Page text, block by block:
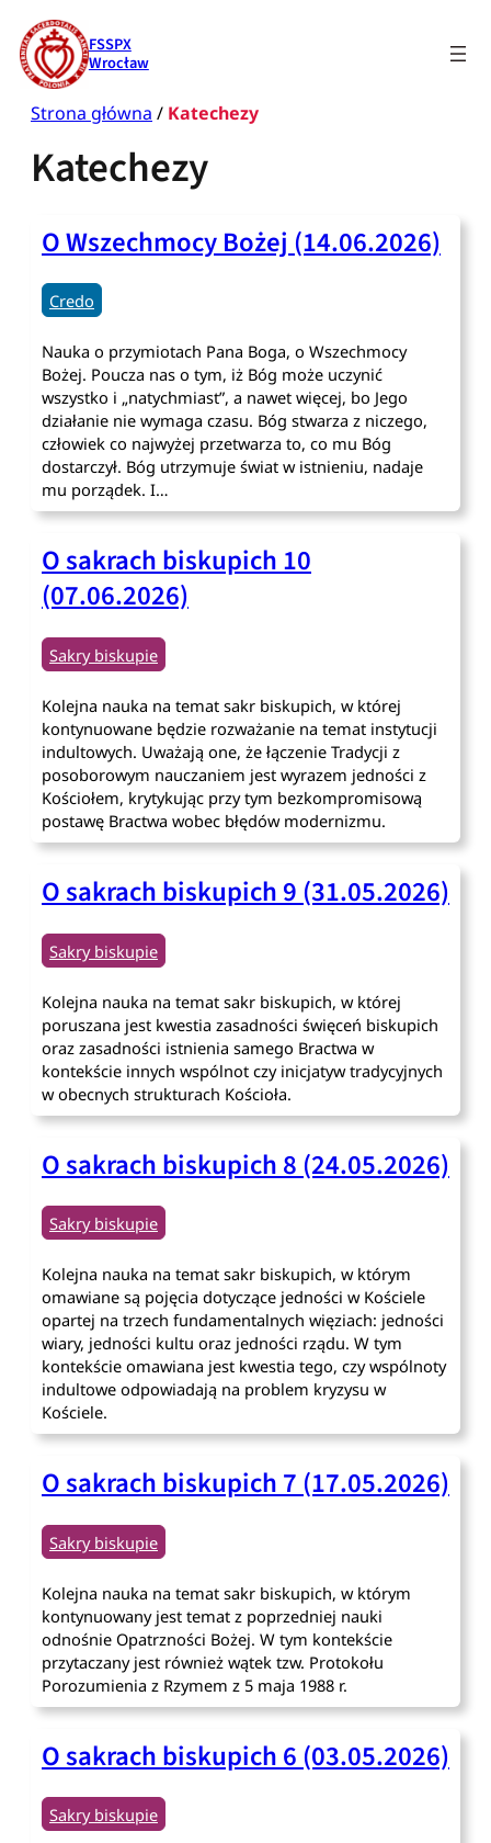
Przejdź
do
treści
FSSPX
Wrocław
Strona główna/Katechezy
Katechezy
O Wszechmocy Bożej (14.06.2026)
Credo
Nauka o przymiotach Pana Boga, o Wszechmocy
Bożej. Poucza nas o tym, iż Bóg może uczynić
wszystko i „natychmiast”, a nawet więcej, bo Jego
działanie nie wymaga czasu. Bóg stwarza z niczego,
człowiek co najwyżej przetwarza to, co mu Bóg
dostarczył. Bóg utrzymuje świat w istnieniu, nadaje
mu porządek. I…
O sakrach biskupich 10
(07.06.2026)
Sakry biskupie
Kolejna nauka na temat sakr biskupich, w której
kontynuowane będzie rozważanie na temat instytucji
indultowych. Uważają one, że łączenie Tradycji z
posoborowym nauczaniem jest wyrazem jedności z
Kościołem, krytykując przy tym bezkompromisową
postawę Bractwa wobec błędów modernizmu.
O sakrach biskupich 9 (31.05.2026)
Sakry biskupie
Kolejna nauka na temat sakr biskupich, w której
poruszana jest kwestia zasadności święceń biskupich
oraz zasadności istnienia samego Bractwa w
kontekście innych wspólnot czy inicjatyw tradycyjnych
w obecnych strukturach Kościoła.
O sakrach biskupich 8 (24.05.2026)
Sakry biskupie
Kolejna nauka na temat sakr biskupich, w którym
omawiane są pojęcia dotyczące jedności w Kościele
opartej na trzech fundamentalnych więziach: jedności
wiary, jedności kultu oraz jedności rządu. W tym
kontekście omawiana jest kwestia tego, czy wspólnoty
indultowe odpowiadają na problem kryzysu w
Kościele.
O sakrach biskupich 7 (17.05.2026)
Sakry biskupie
Kolejna nauka na temat sakr biskupich, w którym
kontynuowany jest temat z poprzedniej nauki
odnośnie Opatrzności Bożej. W tym kontekście
przytaczany jest również wątek tzw. Protokołu
Porozumienia z Rzymem z 5 maja 1988 r.
O sakrach biskupich 6 (03.05.2026)
Sakry biskupie